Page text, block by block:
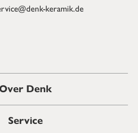
keramik.de
Over Denk
Service